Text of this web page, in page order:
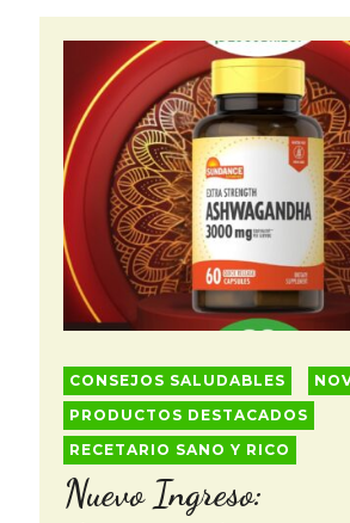
CONSEJOS SALUDABLES
PRODUCTOS DESTACADOS
RECETARIO SANO Y RICO
Nuevo Ingreso: